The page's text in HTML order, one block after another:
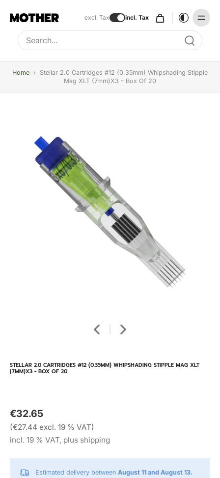
excl. Tax incl. Tax
Type to search, use arrow keys to navigate results
Home ›
Stellar 2.0 Cartridges #12 (0.35mm) Whipshading Stipple
Mag XLT (7mm)x3 - Box Of 20
STELLAR 2.0 CARTRIDGES #12 (0.35MM) WHIPSHADING STIPPLE MAG XLT
(7MM)X3 - BOX OF 20
€32.65
(€27.44 excl. 19 % VAT)
incl. 19 % VAT, plus shipping
Estimated delivery between August 11 and August 13.